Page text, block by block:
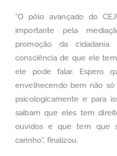
“O pólo avançado do
importante pela
promoção da
consciência de que ele
ele pode falar. Espero
envelhecendo bem não
psicologicamente e para
saibam que eles tem
ouvidos e que tem que
carinho”, finalizou.